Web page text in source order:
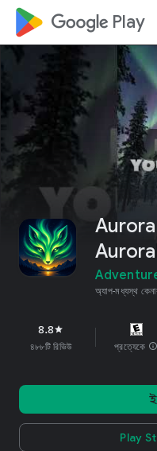
google_logo Play
অ্যাপ-মধ্যস্থ
৪.৪star
৪৮৮টি রিভিউ প্রত্যেকে info
Play